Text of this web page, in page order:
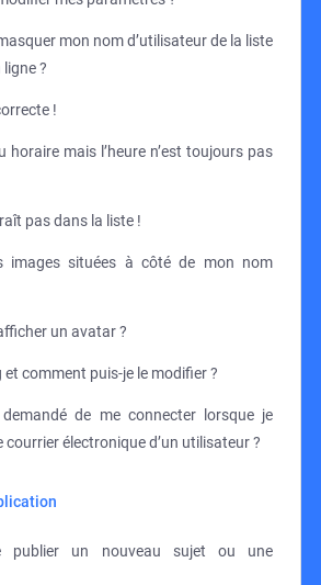
mon nom d’utilisateur de la liste
?
!
horaire mais l’heure n’est toujours pas
pas dans la liste !
images situées à côté de mon nom
un avatar ?
comment puis-je le modifier ?
demandé de me connecter lorsque je
courrier électronique d’un utilisateur ?
publier un nouveau sujet ou une